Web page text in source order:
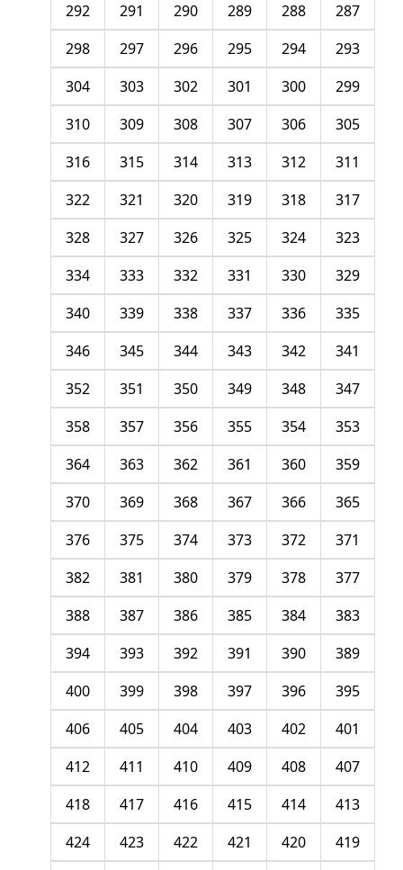
287
288
289
290
291
292
293
294
295
296
297
298
299
300
301
302
303
304
305
306
307
308
309
310
311
312
313
314
315
316
317
318
319
320
321
322
323
324
325
326
327
328
329
330
331
332
333
334
335
336
337
338
339
340
341
342
343
344
345
346
347
348
349
350
351
352
353
354
355
356
357
358
359
360
361
362
363
364
365
366
367
368
369
370
371
372
373
374
375
376
377
378
379
380
381
382
383
384
385
386
387
388
389
390
391
392
393
394
395
396
397
398
399
400
401
402
403
404
405
406
407
408
409
410
411
412
413
414
415
416
417
418
419
420
421
422
423
424